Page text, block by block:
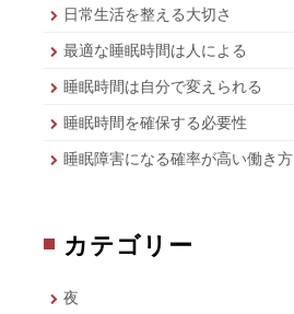
日常生活を整える大切さ
最適な睡眠時間は人による
睡眠時間は自分で変えられる
睡眠時間を確保する必要性
睡眠障害になる確率が高い働き方
カテゴリー
夜